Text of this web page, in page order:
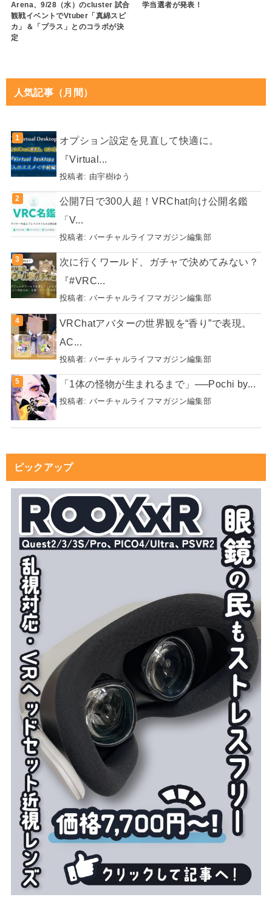
Arena、9/28（水）のcluster 試合
観戦イベントでVtuber「真綿スピ
カ」＆「プラス」とのコラボが決
定
学当選者が発表！
人気記事（月間）
オプション設定を見直して快適に。
『Virtual...
投稿者: 由宇樹ゆう
公開7日で300人超！VRChat向け公開名鑑
「V...
投稿者: バーチャルライフマガジン編集部
次に行くワールド、ガチャで決めてみない？
『#VRC...
投稿者: バーチャルライフマガジン編集部
VRChatアバターの世界観を“香り”で表現。
AC...
投稿者: バーチャルライフマガジン編集部
「1体の怪物が生まれるまで」──Pochi by...
投稿者: バーチャルライフマガジン編集部
ピックアップ